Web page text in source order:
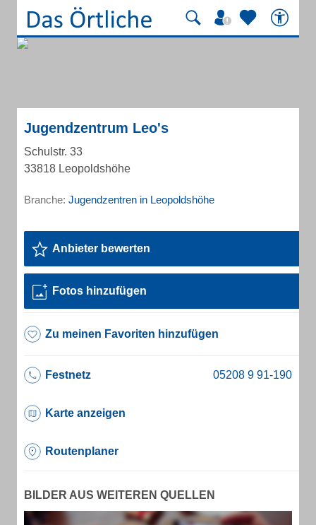
Jugendzentrum Leo's
Schulstr. 33
33818 Leopoldshöhe
Branche: Jugendzentren in Leopoldshöhe
Anbieter bewerten
Fotos hinzufügen
Zu meinen Favoriten hinzufügen
Festnetz
Karte anzeigen
Routenplaner
BILDER AUS WEITEREN QUELLEN